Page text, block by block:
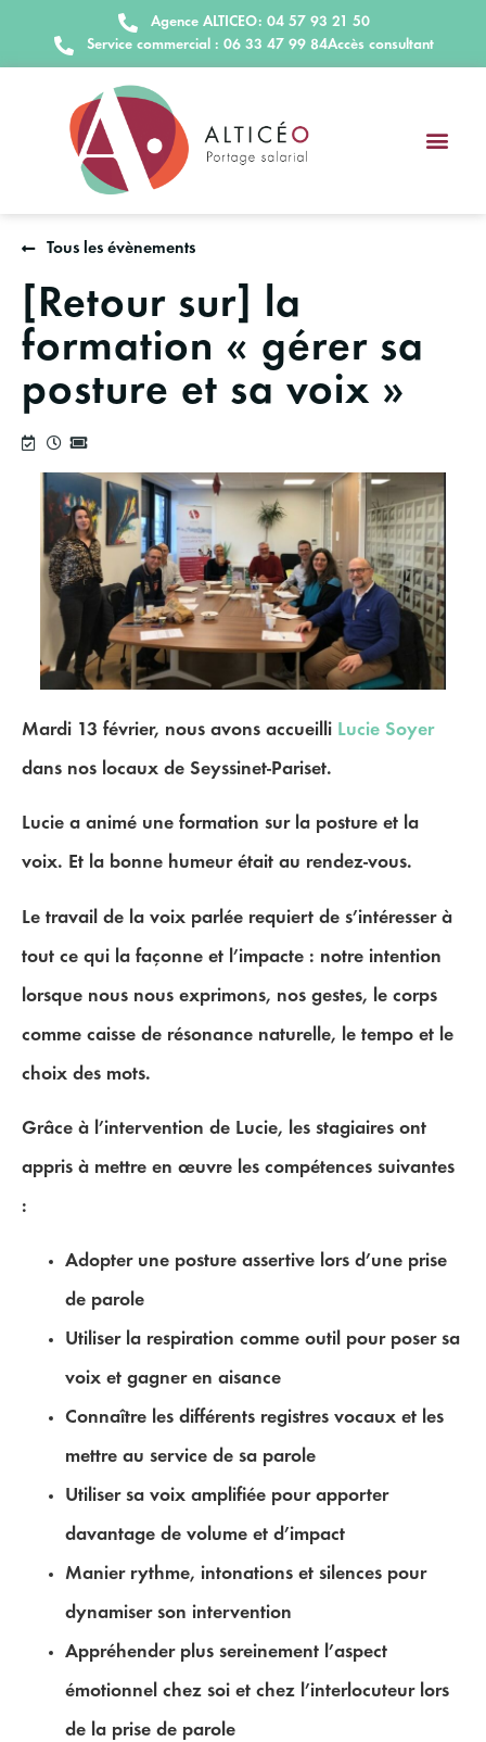
Agence ALTICEO: 04 57 93 21 50
Service commercial : 06 33 47 99 84Accès consultant
Tous les évènements
[Retour sur] la
formation « gérer sa
posture et sa voix »
Mardi 13 février, nous avons accueilli Lucie Soyer
dans nos locaux de Seyssinet-Pariset.
Lucie a animé une formation sur la posture et la
voix. Et la bonne humeur était au rendez-vous.
Le travail de la voix parlée requiert de s’intéresser à
tout ce qui la façonne et l’impacte : notre intention
lorsque nous nous exprimons, nos gestes, le corps
comme caisse de résonance naturelle, le tempo et le
choix des mots.
Grâce à l’intervention de Lucie, les stagiaires ont
appris à mettre en œuvre les compétences suivantes
:
Adopter une posture assertive lors d’une prise
de parole
Utiliser la respiration comme outil pour poser sa
voix et gagner en aisance
Connaître les différents registres vocaux et les
mettre au service de sa parole
Utiliser sa voix amplifiée pour apporter
davantage de volume et d’impact
Manier rythme, intonations et silences pour
dynamiser son intervention
Appréhender plus sereinement l’aspect
émotionnel chez soi et chez l’interlocuteur lors
de la prise de parole